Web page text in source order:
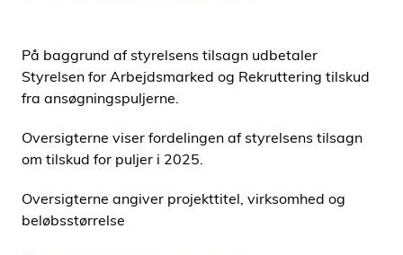
På baggrund af styrelsens tilsagn udbetaler
Styrelsen for Arbejdsmarked og Rekruttering tilskud
fra ansøgningspuljerne.
Oversigterne viser fordelingen af styrelsens tilsagn
om tilskud for puljer i 2025.
Oversigterne angiver projekttitel, virksomhed og
beløbsstørrelse